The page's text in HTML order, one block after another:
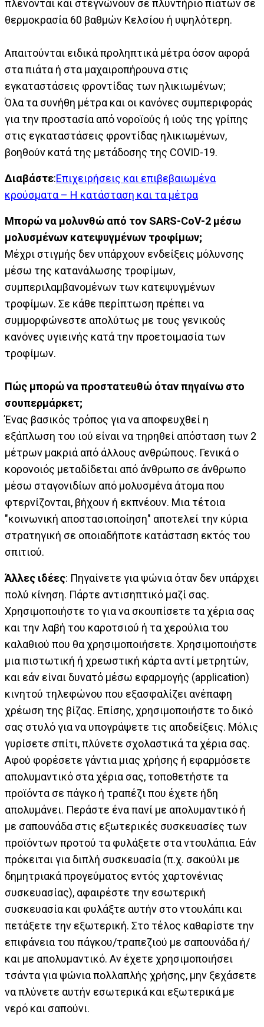
πλένονται και στεγνώνουν σε πλυντήριο πιάτων σε
θερμοκρασία 60 βαθμών Κελσίου ή υψηλότερη.
Απαιτούνται ειδικά προληπτικά μέτρα όσον αφορά
στα πιάτα ή στα μαχαιροπήρουνα στις
εγκαταστάσεις φροντίδας των ηλικιωμένων;
Όλα τα συνήθη μέτρα και οι κανόνες συμπεριφοράς
για την προστασία από νοροϊούς ή ιούς της γρίπης
στις εγκαταστάσεις φροντίδας ηλικιωμένων,
βοηθούν κατά της μετάδοσης της COVID-19.
Διαβάστε:Επιχειρήσεις και επιβεβαιωμένα
κρούσματα – Η κατάσταση και τα μέτρα
Μπορώ να μολυνθώ από τον SARS-CoV-2 μέσω
μολυσμένων κατεψυγμένων τροφίμων;
Μέχρι στιγμής δεν υπάρχουν ενδείξεις μόλυνσης
μέσω της κατανάλωσης τροφίμων,
συμπεριλαμβανομένων των κατεψυγμένων
τροφίμων. Σε κάθε περίπτωση πρέπει να
συμμορφώνεστε απολύτως με τους γενικούς
κανόνες υγιεινής κατά την προετοιμασία των
τροφίμων.
Πώς μπορώ να προστατευθώ όταν πηγαίνω στο
σουπερμάρκετ;
Ένας βασικός τρόπος για να αποφευχθεί η
εξάπλωση του ιού είναι να τηρηθεί απόσταση των 2
μέτρων μακριά από άλλους ανθρώπους. Γενικά ο
κορονοιός μεταδίδεται από άνθρωπο σε άνθρωπο
μέσω σταγονιδίων από μολυσμένα άτομα που
φτερνίζονται, βήχουν ή εκπνέουν. Μια τέτοια
"κοινωνική αποστασιοποίηση" αποτελεί την κύρια
στρατηγική σε οποιαδήποτε κατάσταση εκτός του
σπιτιού.
Άλλες ιδέες: Πηγαίνετε για ψώνια όταν δεν υπάρχει
πολύ κίνηση. Πάρτε αντισηπτικό μαζί σας.
Χρησιμοποιήστε το για να σκουπίσετε τα χέρια σας
και την λαβή του καροτσιού ή τα χερούλια του
καλαθιού που θα χρησιμοποιήσετε. Χρησιμοποιήστε
μια πιστωτική ή χρεωστική κάρτα αντί μετρητών,
και εάν είναι δυνατό μέσω εφαρμογής (application)
κινητού τηλεφώνου που εξασφαλίζει ανέπαφη
χρέωση της βίζας. Επίσης, χρησιμοποιήστε το δικό
σας στυλό για να υπογράψετε τις αποδείξεις. Μόλις
γυρίσετε σπίτι, πλύνετε σχολαστικά τα χέρια σας.
Αφού φορέσετε γάντια μιας χρήσης ή εφαρμόσετε
απολυμαντικό στα χέρια σας, τοποθετήστε τα
προϊόντα σε πάγκο ή τραπέζι που έχετε ήδη
απολυμάνει. Περάστε ένα πανί με απολυμαντικό ή
με σαπουνάδα στις εξωτερικές συσκευασίες των
προϊόντων προτού τα φυλάξετε στα ντουλάπια. Εάν
πρόκειται για διπλή συσκευασία (π.χ. σακούλι με
δημητριακά προγεύματος εντός χαρτονένιας
συσκευασίας), αφαιρέστε την εσωτερική
συσκευασία και φυλάξτε αυτήν στο ντουλάπι και
πετάξετε την εξωτερική. Στο τέλος καθαρίστε την
επιφάνεια του πάγκου/τραπεζιού με σαπουνάδα ή/
και με απολυμαντικό. Αν έχετε χρησιμοποιήσει
τσάντα για ψώνια πολλαπλής χρήσης, μην ξεχάσετε
να πλύνετε αυτήν εσωτερικά και εξωτερικά με
νερό και σαπούνι.